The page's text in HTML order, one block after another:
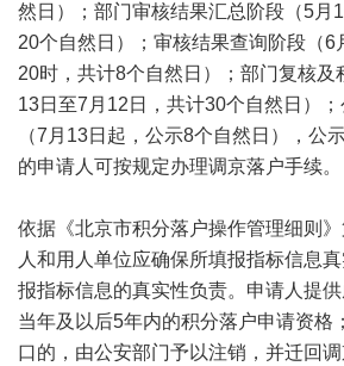
然日）；部门审核结果汇总阶段（5月
20个自然日）；审核结果查询阶段（6
20时，共计8个自然日）；部门复核及
13日至7月12日，共计30个自然日）
（7月13日起，公示8个自然日），公
的申请人可按规定办理调京落户手续。
依据《北京市积分落户操作管理细则
人和用人单位应确保所填报指标信息
报指标信息的真实性负责。申请人提
当年及以后5年内的积分落户申请资格
口的，由公安部门予以注销，并迁回